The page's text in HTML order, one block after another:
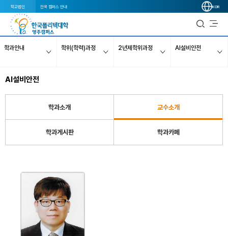
학교법인 전국 캠퍼스 안내 KOR
학과안내 학위(학력)과정 2년제학위과정 AI설비안전
AI설비안전
학과소개 교수소개
학과게시판 학과카페